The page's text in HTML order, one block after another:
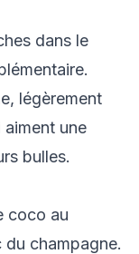
dans le
légèrement
une
bulles.
coco au
champagne.